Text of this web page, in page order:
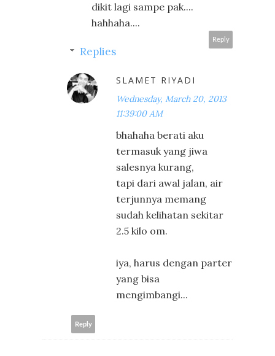
dikit lagi sampe pak....
hahhaha....
Reply
Replies
SLAMET RIYADI
Wednesday, March 20, 2013
11:39:00 AM
bhahaha berati aku
termasuk yang jiwa
salesnya kurang,
tapi dari awal jalan, air
terjunnya memang
sudah kelihatan sekitar
2.5 kilo om.
iya, harus dengan parter
yang bisa
mengimbangi...
Reply